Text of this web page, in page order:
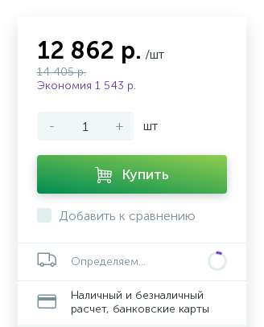
12 862 р. /шт
14 405 р.
Экономия 1 543 р.
- + шт
Купить
Добавить к сравнению
Определяем...
Наличный и безналичный
расчет, банковские карты